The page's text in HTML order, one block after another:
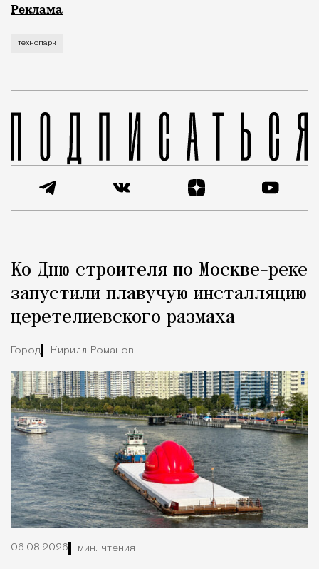
Рекламные кампании техники редко выходят за
Реклама
технопарк
Город
Ко Дню строителя по Москве-реке
запустили плавучую инсталляцию
церетелиевского размаха
Город Кирилл Романов
06.08.2026 1 мин. чтения